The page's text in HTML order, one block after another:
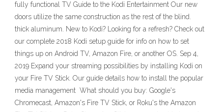
fully functional TV Guide to the Kodi Entertainment Our new
doors utilize the same construction as the rest of the blind.
thick aluminum. New to Kodi? Looking for a refresh? Check out
our complete 2018 Kodi setup guide for info on how to set
things up on Android TV, Amazon Fire, or another OS. Sep 4,
2019 Expand your streaming possibilities by installing Kodi on
your Fire TV Stick. Our guide details how to install the popular
media management What should you buy: Google's
Chromecast, Amazon's Fire TV Stick, or Roku's the Amazon